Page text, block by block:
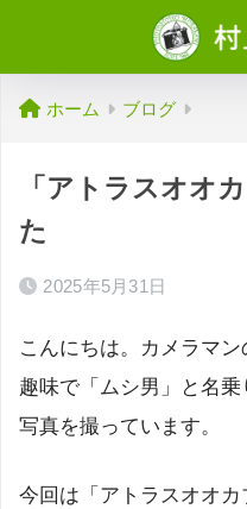
ホーム ブログ
「アトラスオオ
た
2025年5月31日
こんにちは。カメラマン
趣味で「ムシ男」と名
写真を撮っています。
今回は「アトラスオオカ